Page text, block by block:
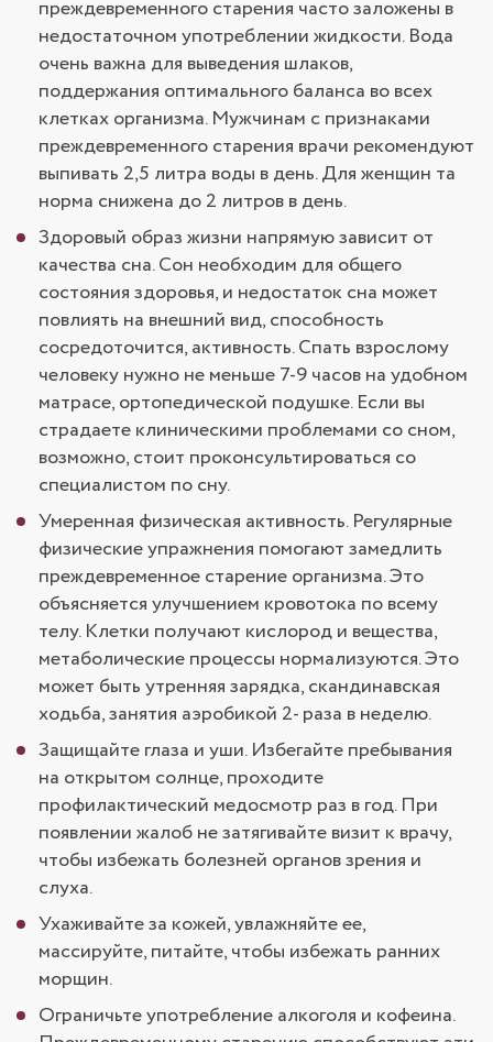
преждевременного старения часто заложены в
недостаточном употреблении жидкости. Вода
очень важна для выведения шлаков,
поддержания оптимального баланса во всех
клетках организма. Мужчинам с признаками
преждевременного старения врачи рекомендуют
выпивать 2,5 литра воды в день. Для женщин та
норма снижена до 2 литров в день.
Здоровый образ жизни напрямую зависит от
качества сна. Сон необходим для общего
состояния здоровья, и недостаток сна может
повлиять на внешний вид, способность
сосредоточится, активность. Спать взрослому
человеку нужно не меньше 7-9 часов на удобном
матрасе, ортопедической подушке. Если вы
страдаете клиническими проблемами со сном,
возможно, стоит проконсультироваться со
специалистом по сну.
Умеренная физическая активность. Регулярные
физические упражнения помогают замедлить
преждевременное старение организма. Это
объясняется улучшением кровотока по всему
телу. Клетки получают кислород и вещества,
метаболические процессы нормализуются. Это
может быть утренняя зарядка, скандинавская
ходьба, занятия аэробикой 2- раза в неделю.
Защищайте глаза и уши. Избегайте пребывания
на открытом солнце, проходите
профилактический медосмотр раз в год. При
появлении жалоб не затягивайте визит к врачу,
чтобы избежать болезней органов зрения и
слуха.
Ухаживайте за кожей, увлажняйте ее,
массируйте, питайте, чтобы избежать ранних
морщин.
Ограничьте употребление алкоголя и кофеина.